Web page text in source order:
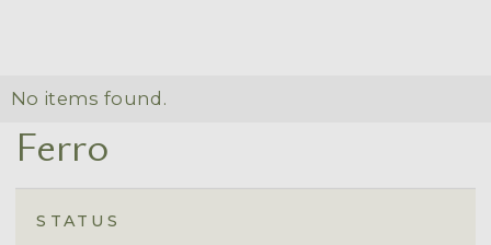
No items found.
Ferro
STATUS